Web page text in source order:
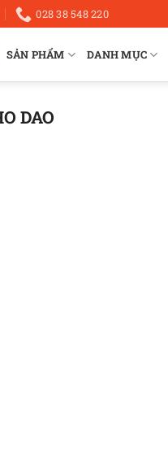
028 38 548 220
SẢN PHẨM DANH MỤC
DAO